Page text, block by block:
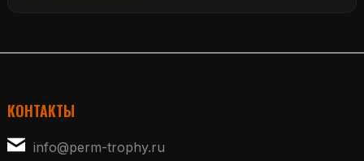
КОНТАКТЫ
info@perm-trophy.ru